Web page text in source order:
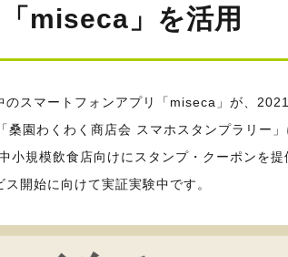
miseca」を活用
のスマートフォンアプリ「miseca」が、
桑園わくわく商店会 スマホスタンプラリー」
小規模飲食店向けにスタンプ・クーポンを提
開始に向けて実証実験中です。